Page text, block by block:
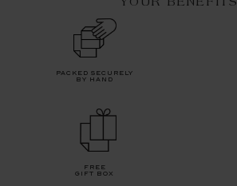
YOUR BENEFITS
packed securely
by hand
free
gift box